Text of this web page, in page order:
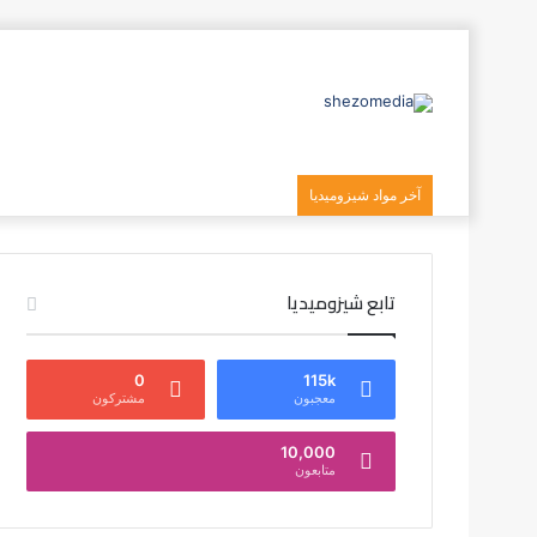
آخر مواد شيزوميديا
تابع شيزوميديا
115k
معجبون
0
مشتركون
10,000
متابعون